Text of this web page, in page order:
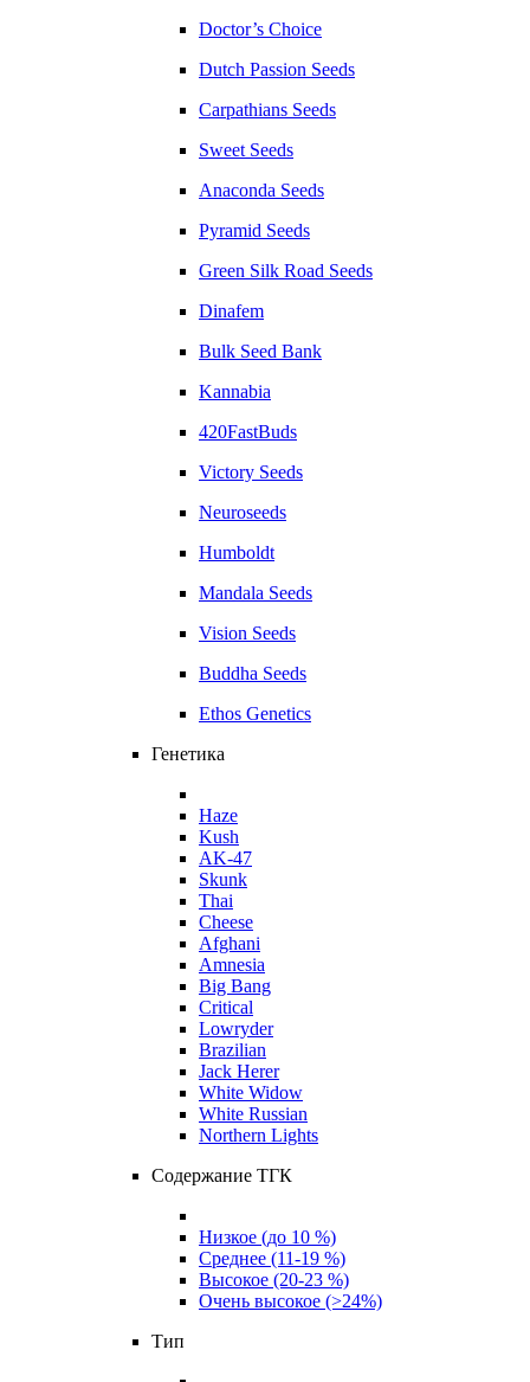
Doctor’s Choice
Dutch Passion Seeds
Carpathians Seeds
Sweet Seeds
Anaconda Seeds
Pyramid Seeds
Green Silk Road Seeds
Dinafem
Bulk Seed Bank
Kannabia
420FastBuds
Victory Seeds
Neuroseeds
Humboldt
Mandala Seeds
Vision Seeds
Buddha Seeds
Ethos Genetics
Генетика
Haze
Kush
AK-47
Skunk
Thai
Cheese
Afghani
Amnesia
Big Bang
Critical
Lowryder
Brazilian
Jack Herer
White Widow
White Russian
Northern Lights
Содержание ТГК
Низкое (до 10 %)
Среднее (11-19 %)
Высокое (20-23 %)
Очень высокое (>24%)
Тип